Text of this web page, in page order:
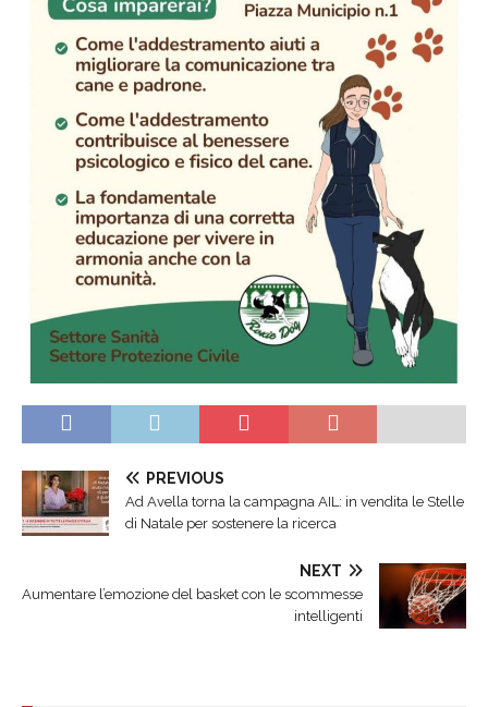
PREVIOUS
Ad Avella torna la campagna AIL: in vendita le Stelle
di Natale per sostenere la ricerca
NEXT
Aumentare l’emozione del basket con le scommesse
intelligenti